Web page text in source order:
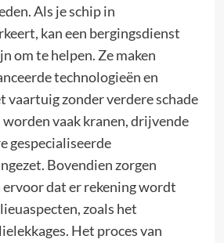
Als je schip in
kan een bergingsdienst
om te helpen. Ze maken
technologieën en
vaartuig zonder verdere schade
vaak kranen, drijvende
gespecialiseerde
Bovendien zorgen
dat er rekening wordt
zoals het
Het proces van